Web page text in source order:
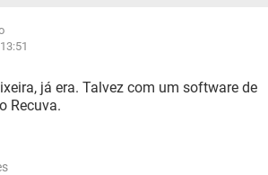
já era. Talvez com um software de
Recuva.